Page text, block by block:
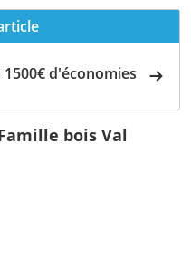
1500€ d'économies
bois Val